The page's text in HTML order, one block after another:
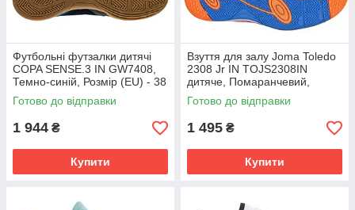
Футбольні футзалки дитячі
COPA SENSE.3 IN GW7408,
Темно-синій, Розмір (EU) - 38
Готово до відправки
1 944 ₴
Купити
Взуття для залу Joma Toledo
2308 Jr IN TOJS2308IN
дитяче, Помаранчевий,
Розмір (EU) - 32.5
Готово до відправки
1 495 ₴
Купити